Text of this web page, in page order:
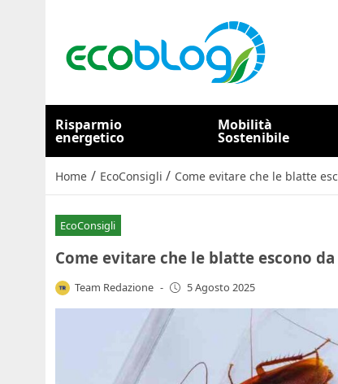
Risparmio
energetico
Mobilità
Sostenibile
Home / EcoConsigli / Come evitare che le blatte
EcoConsigli
Come evitare che le blatte escono
Team Redazione - 5 Agosto 2025